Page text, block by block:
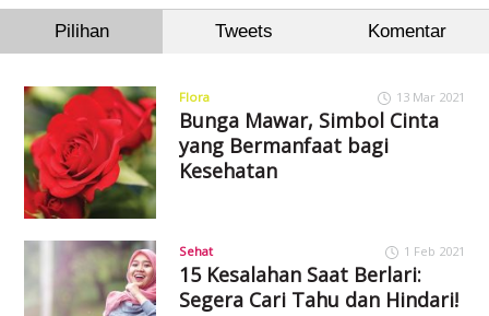
Pilihan Tweets Komentar
Flora 13 Mar 2021
Bunga Mawar, Simbol Cinta
yang Bermanfaat bagi
Kesehatan
Sehat 1 Feb 2021
15 Kesalahan Saat Berlari:
Segera Cari Tahu dan Hindari!